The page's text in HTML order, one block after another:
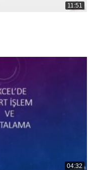
11:51
04:32